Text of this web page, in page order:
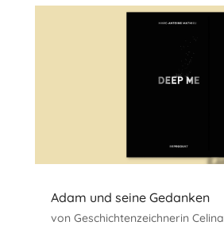
Adam und seine Gedanken
von Geschichtenzeichnerin Celina